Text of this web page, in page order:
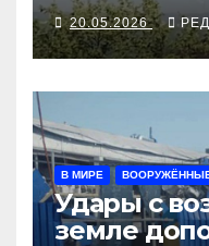
20.05.2026
В МИРЕ
Удары с
земле